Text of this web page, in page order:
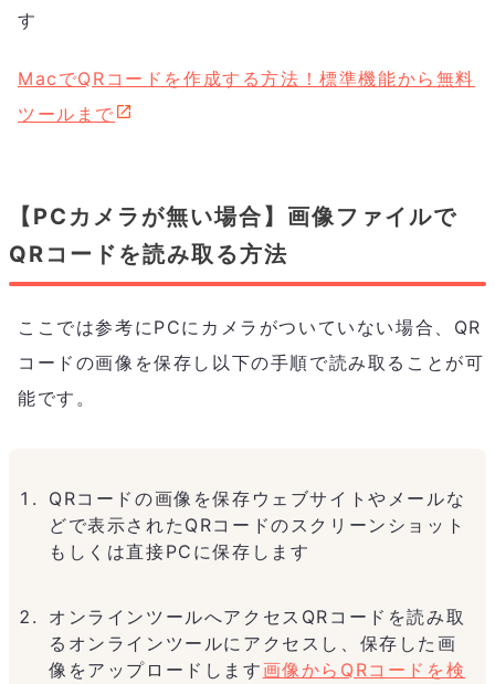
す
MacでQRコードを作成する方法！標準機能から無料
ツールまで
【PCカメラが無い場合】画像ファイルで
QRコードを読み取る方法
ここでは参考にPCにカメラがついていない場合、QR
コードの画像を保存し以下の手順で読み取ることが可
能です。
QRコードの画像を保存ウェブサイトやメールな
どで表示されたQRコードのスクリーンショット
もしくは直接PCに保存します
オンラインツールへアクセスQRコードを読み取
るオンラインツールにアクセスし、保存した画
像をアップロードします画像からQRコードを検